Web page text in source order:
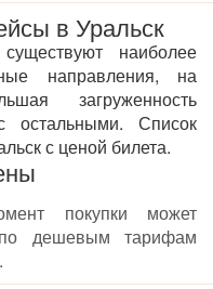
в Уральск
наиболее
направления, на
загруженность
остальными. Список
с ценой билета.
покупки может
дешевым тарифам